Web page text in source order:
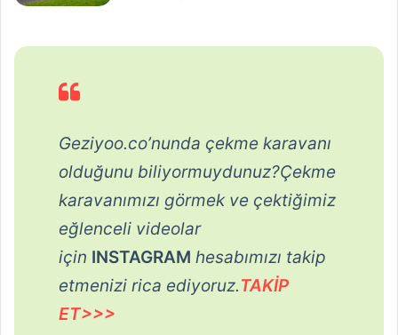
Geziyoo.co’nunda çekme karavanı
olduğunu biliyormuydunuz?Çekme
karavanımızı görmek ve çektiğimiz
eğlenceli videolar
için INSTAGRAM hesabımızı takip
etmenizi rica ediyoruz.TAKİP
ET>>>